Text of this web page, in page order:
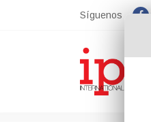
Síguenos